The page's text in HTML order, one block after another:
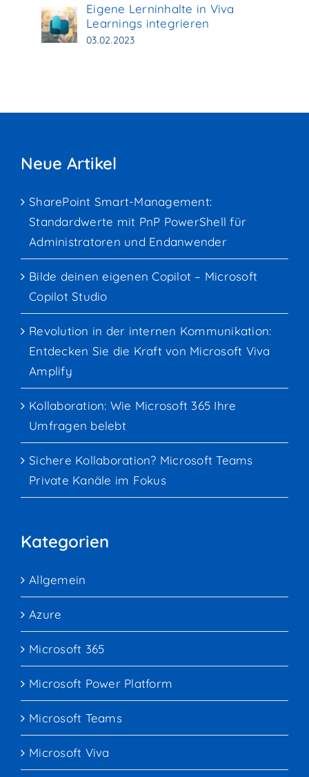
Eigene Lerninhalte in Viva
Learnings integrieren
03.02.2023
Neue Artikel
SharePoint Smart-Management:
Standardwerte mit PnP PowerShell für
Administratoren und Endanwender
Bilde deinen eigenen Copilot – Microsoft
Copilot Studio
Revolution in der internen Kommunikation:
Entdecken Sie die Kraft von Microsoft Viva
Amplify
Kollaboration: Wie Microsoft 365 Ihre
Umfragen belebt
Sichere Kollaboration? Microsoft Teams
Private Kanäle im Fokus
Kategorien
Allgemein
Azure
Microsoft 365
Microsoft Power Platform
Microsoft Teams
Microsoft Viva